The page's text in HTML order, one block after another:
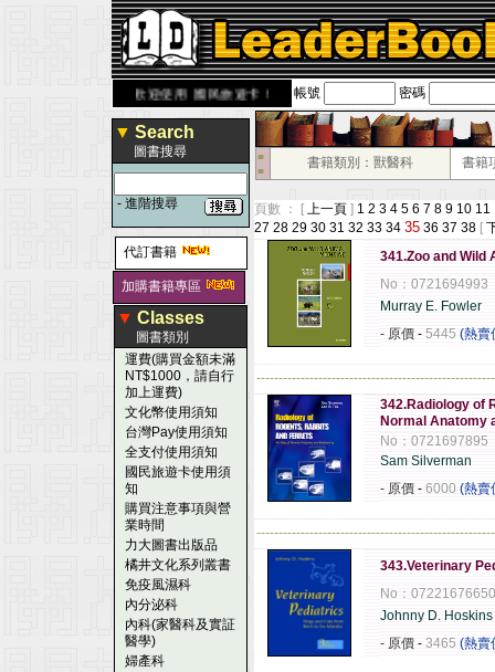
歡迎使用 國民旅遊卡！！ 帳號 密碼
▼ Search
圖書搜尋
- 進階搜尋
代訂書籍
加購書籍專區
▼ Classes
圖書類別
運費(購買金額未滿
NT$1000，請自行
加上運費)
文化幣使用須知
台灣Pay使用須知
全支付使用須知
國民旅遊卡使用須
知
購買注意事項與營
業時間
力大圖書出版品
橘井文化系列叢書
免疫風濕科
內分泌科
內科(家醫科及實証
醫學)
婦產科
■
■
書籍類別：獸醫科 書籍
頁數 ： [ 上一頁 ] 1 2 3 4 5 6 7 8 9 10 11
27 28 29 30 31 32 33 34 35 36 37 38 [
341.Zoo and Wild
No：0721694993
Murray E. Fowler
- 原價 - 5445 (熱賣
342.Radiology of
Normal Anatomy
No：0721697895
Sam Silverman
- 原價 - 6000 (熱賣
343.Veterinary
No：07221676650
Johnny D. Hoskins
- 原價 - 3465 (熱賣